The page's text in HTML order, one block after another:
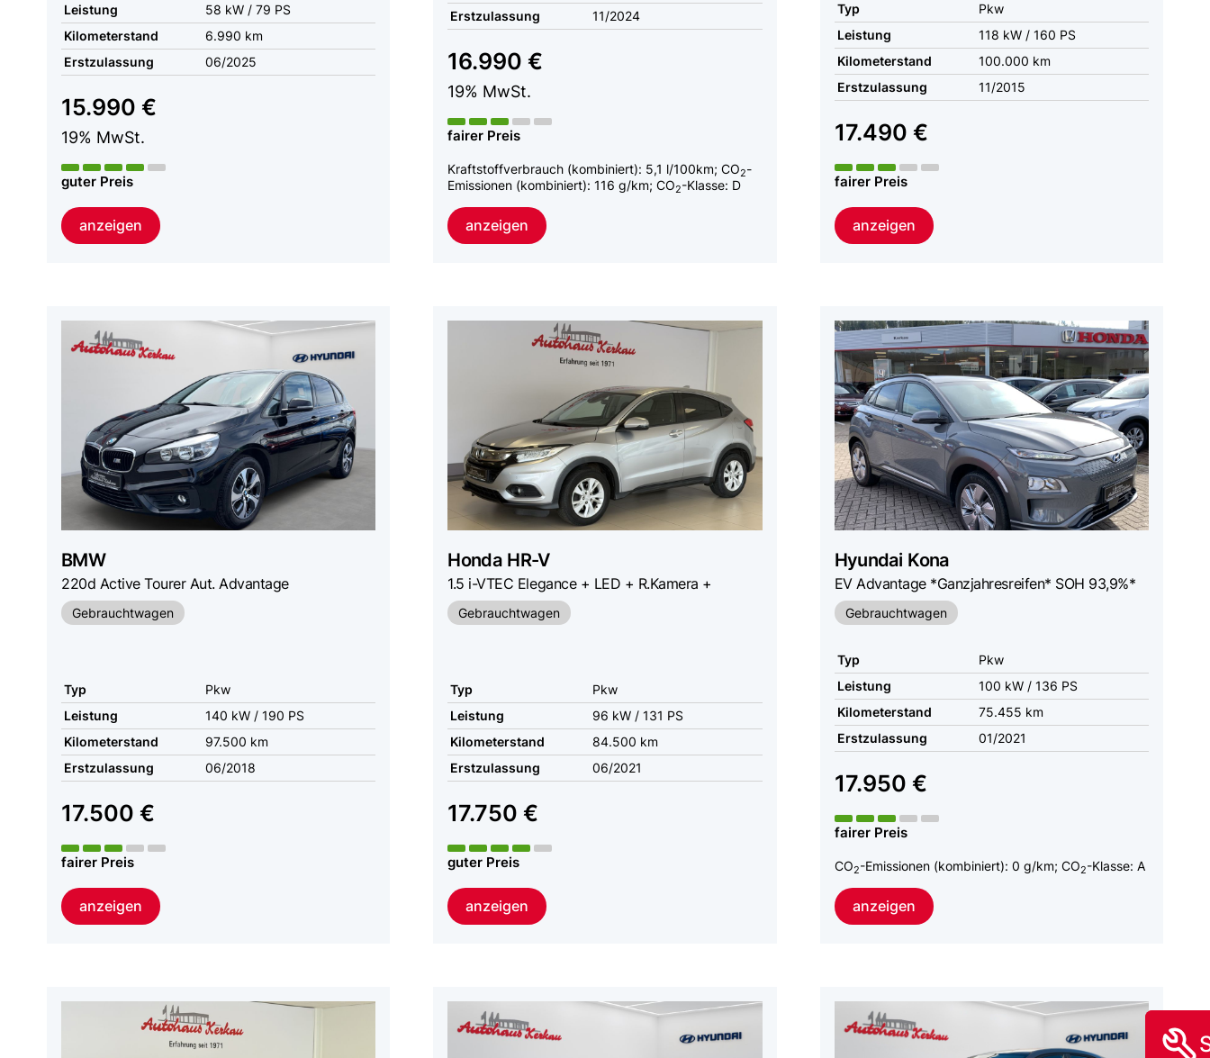
Leistung
58 kW / 79 PS
Kilometerstand
6.990 km
Erstzulassung
06/2025
15.990 €
19% MwSt.
guter Preis
anzeigen
Erstzulassung
11/2024
16.990 €
19% MwSt.
fairer Preis
Kraftstoffverbrauch (kombiniert): 5,1 l/100km;CO2-
Emissionen (kombiniert):116 g/km;CO2-Klasse: D
anzeigen
Typ
Pkw
Leistung
118 kW / 160 PS
Kilometerstand
100.000 km
Erstzulassung
11/2015
17.490 €
fairer Preis
anzeigen
BMW
220d Active Tourer Aut. Advantage
Gebrauchtwagen
Typ
Pkw
Leistung
140 kW / 190 PS
Kilometerstand
97.500 km
Erstzulassung
06/2018
17.500 €
fairer Preis
anzeigen
Honda HR-V
1.5 i-VTEC Elegance + LED + R.Kamera +
Gebrauchtwagen
Typ
Pkw
Leistung
96 kW / 131 PS
Kilometerstand
84.500 km
Erstzulassung
06/2021
17.750 €
guter Preis
anzeigen
Hyundai Kona
EV Advantage *Ganzjahresreifen* SOH 93,9%*
Gebrauchtwagen
Typ
Pkw
Leistung
100 kW / 136 PS
Kilometerstand
75.455 km
Erstzulassung
01/2021
17.950 €
fairer Preis
CO2-Emissionen (kombiniert): 0 g/km; CO2-Klasse: A
anzeigen